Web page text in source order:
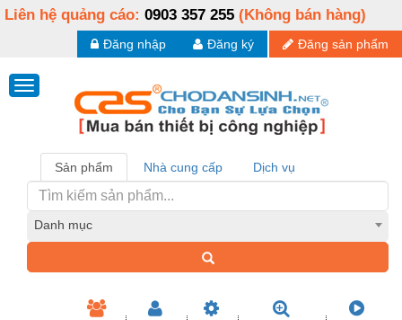
Liên hệ quảng cáo: 0903 357 255 (Không bán hàng)
Đăng sản phẩm
Đăng ký
Đăng nhập
Sản phẩm Nhà cung cấp Dịch vụ
Danh mục